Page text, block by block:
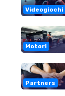
Videogiochi
Motori
Partners